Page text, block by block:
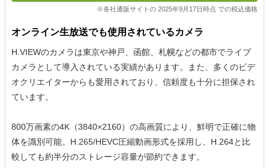
※各社通販サイトの 2025年9月17日時点 での税込価格
オンライン生放送でも使用されているカメラ
H.VIEWのカメラは東京や神戸、函館、札幌などの都市でライブ
カメラとして導入されている実績があります。また、多くのビデ
オクリエイターからも愛用されており、信頼度も十分に担保され
ています。
800万画素の4K（3840×2160）の高画質により、鮮明で正確に物
体を識別可能。H.265/HEVC圧縮動画形式を採用し、H.264と比
較しても約半分のストレージ容量が節約できます。